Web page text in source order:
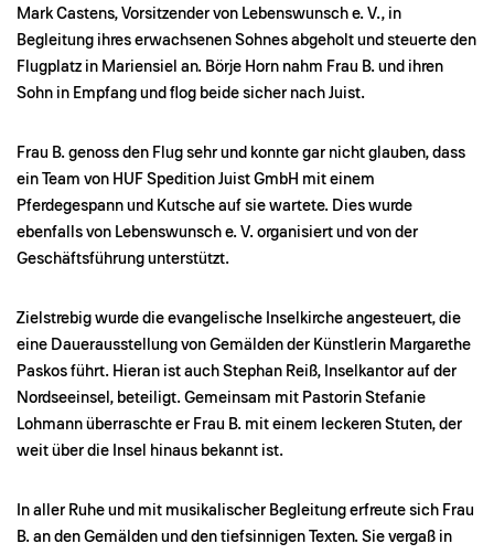
Mark Castens, Vorsitzender von Lebenswunsch e. V., in
Begleitung ihres erwachsenen Sohnes abgeholt und steuerte den
Flugplatz in Mariensiel an. Börje Horn nahm Frau B. und ihren
Sohn in Empfang und flog beide sicher nach Juist.
Frau B. genoss den Flug sehr und konnte gar nicht glauben, dass
ein Team von HUF Spedition Juist GmbH mit einem
Pferdegespann und Kutsche auf sie wartete. Dies wurde
ebenfalls von Lebenswunsch e. V. organisiert und von der
Geschäftsführung unterstützt.
Zielstrebig wurde die evangelische Inselkirche angesteuert, die
eine Dauerausstellung von Gemälden der Künstlerin Margarethe
Paskos führt. Hieran ist auch Stephan Reiß, Inselkantor auf der
Nordseeinsel, beteiligt. Gemeinsam mit Pastorin Stefanie
Lohmann überraschte er Frau B. mit einem leckeren Stuten, der
weit über die Insel hinaus bekannt ist.
In aller Ruhe und mit musikalischer Begleitung erfreute sich Frau
B. an den Gemälden und den tiefsinnigen Texten. Sie vergaß in